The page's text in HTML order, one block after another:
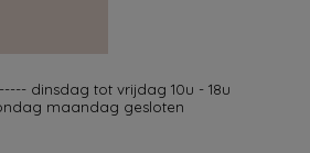
dinsdag tot vrijdag 10u - 18u
maandag gesloten